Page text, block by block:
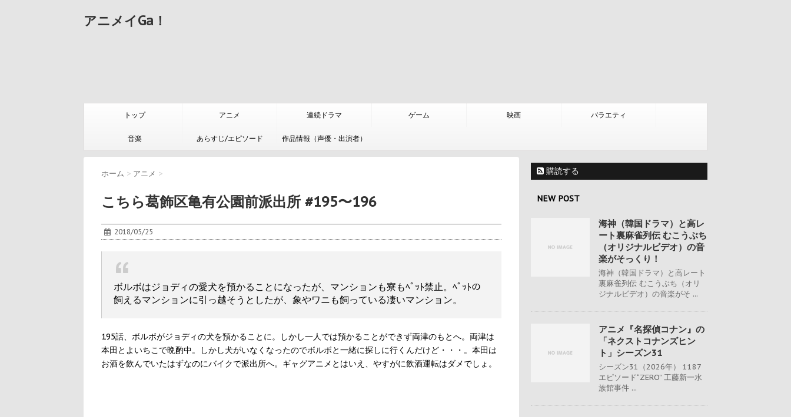
アニメイGa！
トップ アニメ 連続ドラマ ゲーム 映画 バラエティ
音楽 あらすじ/エピソード 作品情報（声優・出演者）
ホーム > アニメ >
こちら葛飾区亀有公園前派出所 #195〜196
2018/05/25
ボルボはジョディの愛犬を預かることになったが、マンションも寮もﾍﾟｯﾄ禁止。ﾍﾟｯﾄの
飼えるマンションに引っ越そうとしたが、象やワニも飼っている凄いマンション。
195話、ボルボがジョディの犬を預かることに。しかし一人では預かることができず両津のもとへ。両津は
本田とよいちこで晩酌中。しかし犬がいなくなったのでボルボと一緒に探しに行くんだけど・・・。本田は
お酒を飲んでいたはずなのにバイクで派出所へ。ギャグアニメとはいえ、やすがに飲酒運転はダメでしょ。
購読する
NEW POST
海神（韓国ドラマ）と高レ
ート裏麻雀列伝 むこうぶち
（オリジナルビデオ）の音
楽がそっくり！
海神（韓国ドラマ）と高レート
裏麻雀列伝 むこうぶち（オリ
ジナルビデオ）の音楽がそ ...
アニメ『名探偵コナン』の
「ネクストコナンズヒン
ト」シーズン31
シーズン31（2026年） 1187
エピソード“ZERO” 工藤新一水
族館事件 ...